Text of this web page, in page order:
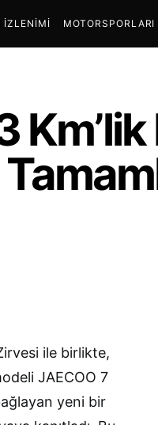
İZLENIMI MOTORSPORLARI
ile birlikte,
JAECOO 7
yeni bir